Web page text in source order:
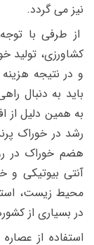
نیز می گردد.
از طرفی با
کشاورزی، تولید
و در نتیجه
باید به دنبال
به همین دلیل از
رشد در خوراک
هضم خوراک در
آنتی بیوتیکی و
محیط زیست،
در بسیاری از
استفاده از